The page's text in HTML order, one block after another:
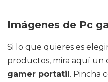
Imágenes de Pc
Si lo que quieres es
productos, mira aquí un
gamer portatil. Pincha